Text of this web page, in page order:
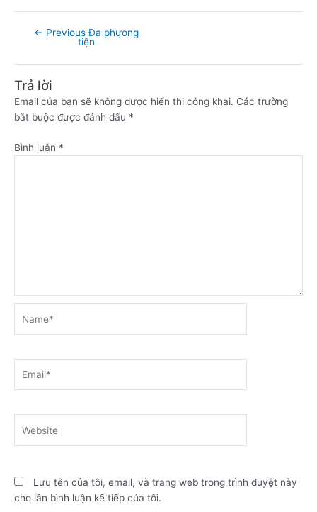
← Previous Đa phương
tiện
Trả lời
Email của bạn sẽ không được hiển thị công khai. Các trường
bắt buộc được đánh dấu *
Bình luận *
Lưu tên của tôi, email, và trang web trong trình duyệt này
cho lần bình luận kế tiếp của tôi.